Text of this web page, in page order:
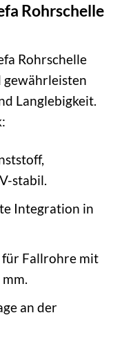
Rohrschelle
Rohrschelle
Langlebigkeit.
stabil.
Integration in
für Fallrohre mit
an der